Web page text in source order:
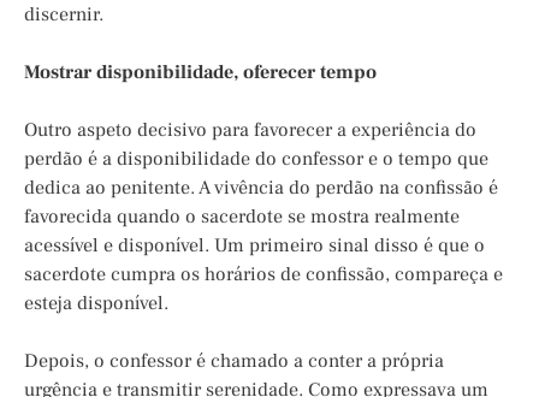
discernir.
Mostrar disponibilidade, oferecer tempo
Outro aspeto decisivo para favorecer a experiência do
perdão é a disponibilidade do confessor e o tempo que
dedica ao penitente. A vivência do perdão na confissão é
favorecida quando o sacerdote se mostra realmente
acessível e disponível. Um primeiro sinal disso é que o
sacerdote cumpra os horários de confissão, compareça e
esteja disponível.
Depois, o confessor é chamado a conter a própria
urgência e transmitir serenidade. Como expressava um